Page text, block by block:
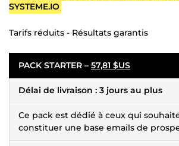
SYSTEME.IO
Tarifs réduits - Résultats garantis
PACK STARTER – 57,81 $US
Délai de livraison : 3 jours au plus
Ce pack est dédié à ceux qui
constituer une base emails de